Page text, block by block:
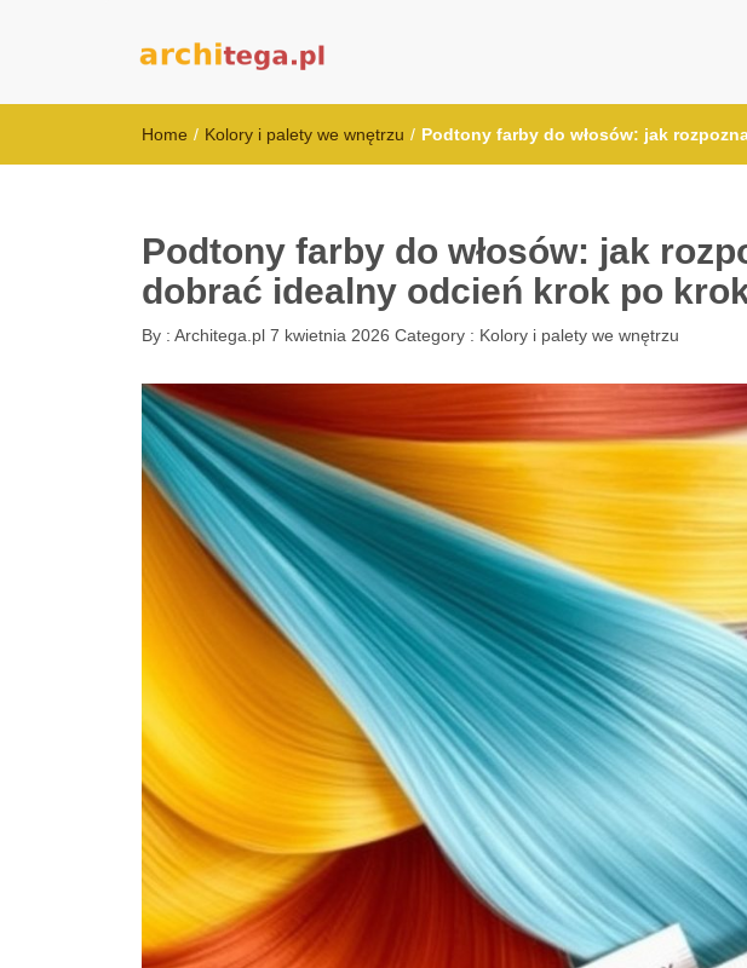
Home / Kolory i palety we wnętrzu / Podtony farby do włosów: jak
Podtony farby do włosów: jak
dobrać idealny odcień krok po
By : Architega.pl 7 kwietnia 2026 Category : Kolory i palety we wnętrzu